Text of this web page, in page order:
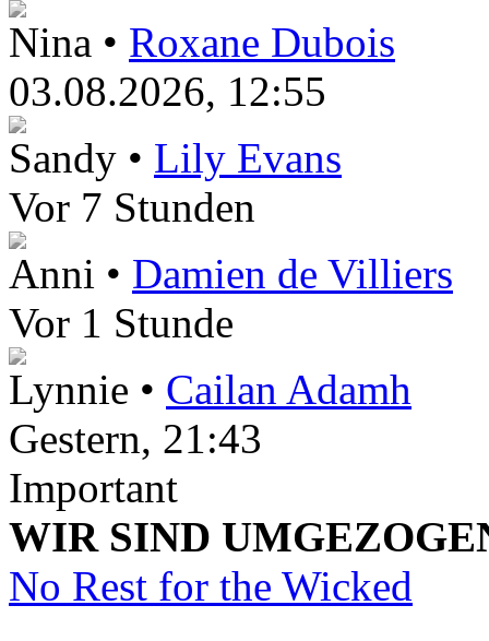
Nina • Roxane Dubois
03.08.2026, 12:55
Sandy • Lily Evans
Vor 7 Stunden
Anni • Damien de Villiers
Vor 1 Stunde
Lynnie • Cailan Adamh
Gestern, 21:43
Important
WIR SIND
No Rest for the Wicked